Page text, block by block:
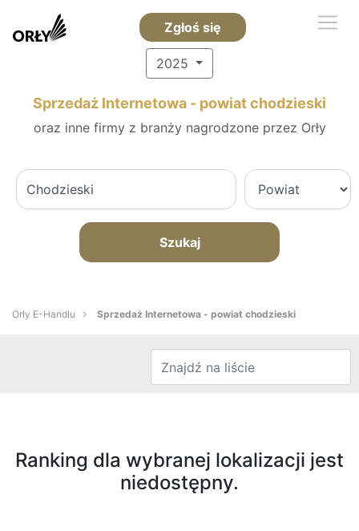
Zgłoś się
2025
Sprzedaż Internetowa - powiat chodzieski
oraz inne firmy z branży nagrodzone przez Orły
Szukaj
Orły E-Handlu Sprzedaż Internetowa - powiat chodzieski
Ranking dla wybranej lokalizacji jest
niedostępny.